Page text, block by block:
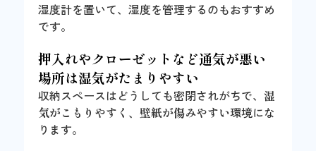
湿度計を置いて、湿度を管理するのもおすすめ
です。
押入れやクローゼットなど通気が悪い
場所は湿気がたまりやすい
収納スペースはどうしても密閉されがちで、湿
気がこもりやすく、壁紙が傷みやすい環境にな
ります。